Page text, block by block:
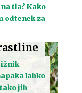
tla? Kako
odtenek za
lahko
jih